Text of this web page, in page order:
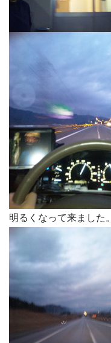
明るくなって来ました。